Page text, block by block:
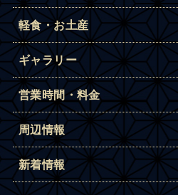
軽食・お土産
ギャラリー
営業時間・料金
周辺情報
新着情報